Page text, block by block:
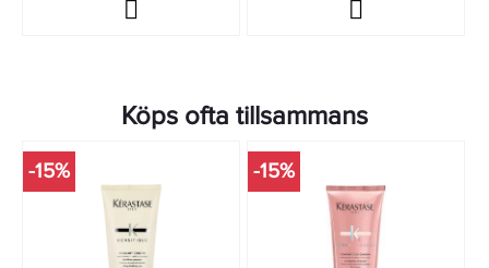
Köps ofta tillsammans
-15% -15%